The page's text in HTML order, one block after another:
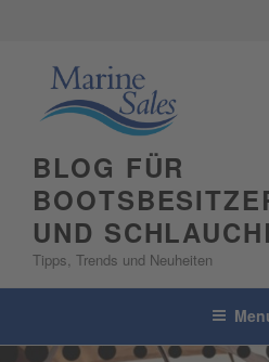
BLOG FÜR
UND
Tipps, Trends und Neuheiten